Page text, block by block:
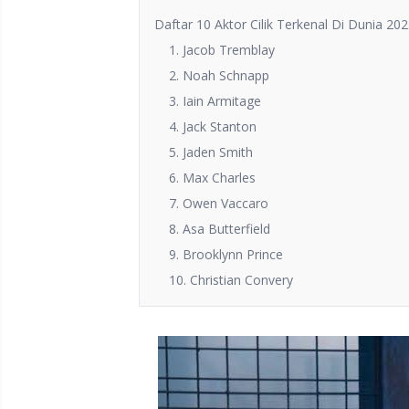
Daftar 10 Aktor Cilik Terkenal Di Dunia
1. Jacob Tremblay
2. Noah Schnapp
3. Iain Armitage
4. Jack Stanton
5. Jaden Smith
6. Max Charles
7. Owen Vaccaro
8. Asa Butterfield
9. Brooklynn Prince
10. Christian Convery